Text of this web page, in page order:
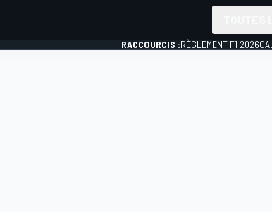
RACCOURCIS :RÈGLEMENT F1 2026